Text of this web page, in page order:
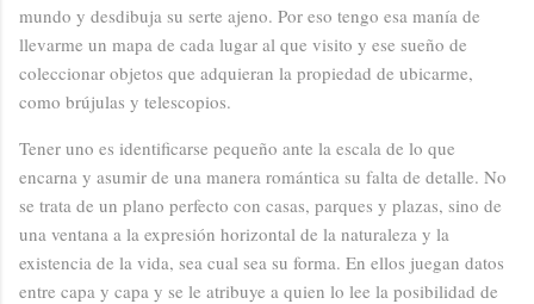
mundo y desdibuja su serte ajeno. Por eso tengo esa manía de
llevarme un mapa de cada lugar al que visito y ese sueño de
coleccionar objetos que adquieran la propiedad de ubicarme,
como brújulas y telescopios.
Tener uno es identificarse pequeño ante la escala de lo que
encarna y asumir de una manera romántica su falta de detalle. No
se trata de un plano perfecto con casas, parques y plazas, sino de
una ventana a la expresión horizontal de la naturaleza y la
existencia de la vida, sea cual sea su forma. En ellos juegan datos
entre capa y capa y se le atribuye a quien lo lee la posibilidad de